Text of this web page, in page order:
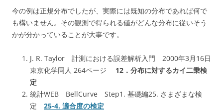
今の例は正規分布でしたが、実際には既知の分布であれば何で
も構いません。その観測で得られる値がどんな分布に従いそう
かが分かっていることが大事です。
J. R. Taylor 計測における誤差解析入門 2000年3月16日
東京化学同人 264ページ 12．分布に対するカイ二乗検
定
統計WEB BellCurve Step1. 基礎編25. さまざまな検
定 25-4. 適合度の検定